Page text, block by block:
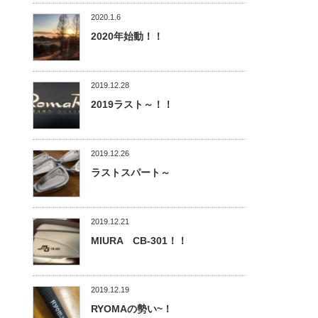
2020.1.6
2020年始動！！
2019.12.28
2019ラスト～！！
2019.12.26
ラストスパート～
2019.12.21
MIURA CB-301！！
2019.12.19
RYOMAの勢い~！